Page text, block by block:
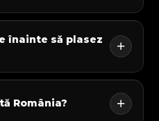
înainte să plasez
România?